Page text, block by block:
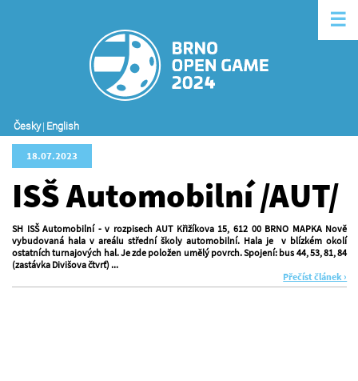
Česky| English
☰
18.07.2023
ISŠ Automobilní /AUT/
SH ISŠ Automobilní - v rozpisech AUT Křižíkova 15, 612 00 BRNO MAPKA Nově
vybudovaná hala v areálu střední školy automobilní. Hala je v blízkém okolí
ostatních turnajových hal. Je zde položen umělý povrch. Spojení: bus 44, 53, 81, 84
(zastávka Divišova čtvrť) ...
Přečíst článek ›